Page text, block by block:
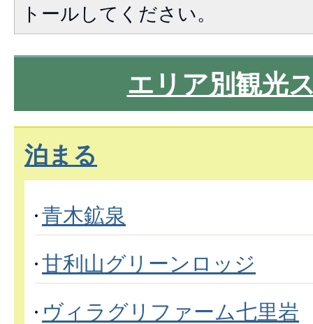
トールしてください。
エリア別観光
泊まる
青木鉱泉
甘利山グリーンロッジ
ヴィラグリファーム七里岩